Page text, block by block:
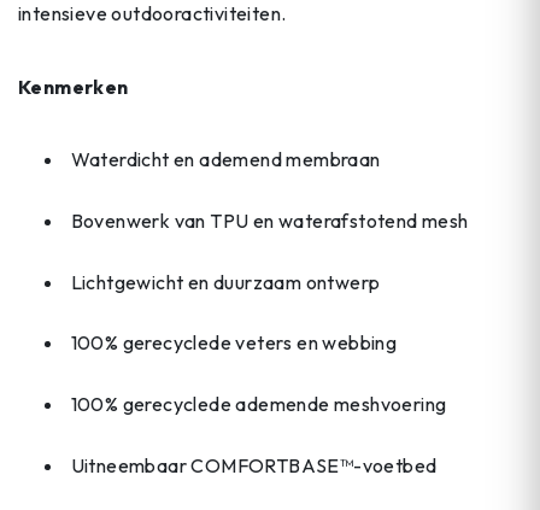
intensieve outdooractiviteiten.
Kenmerken
Waterdicht en ademend membraan
Bovenwerk van TPU en waterafstotend mesh
Lichtgewicht en duurzaam ontwerp
100% gerecyclede veters en webbing
100% gerecyclede ademende meshvoering
Uitneembaar COMFORTBASE™-voetbed